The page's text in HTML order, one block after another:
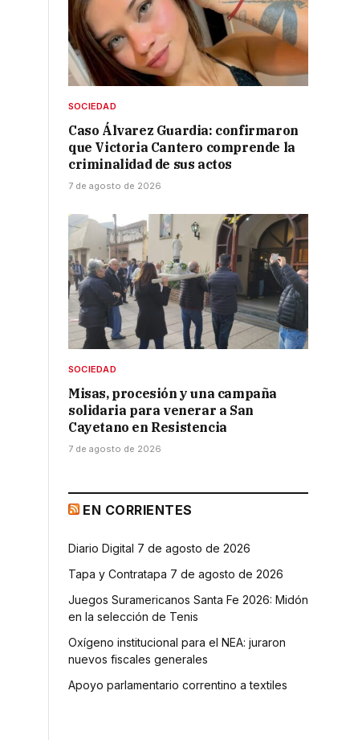
SOCIEDAD
Caso Álvarez Guardia: confirmaron
que Victoria Cantero comprende la
criminalidad de sus actos
7 de agosto de 2026
SOCIEDAD
Misas, procesión y una campaña
solidaria para venerar a San
Cayetano en Resistencia
7 de agosto de 2026
EN CORRIENTES
Diario Digital 7 de agosto de 2026
Tapa y Contratapa 7 de agosto de 2026
Juegos Suramericanos Santa Fe 2026: Midón
en la selección de Tenis
Oxígeno institucional para el NEA: juraron
nuevos fiscales generales
Apoyo parlamentario correntino a textiles